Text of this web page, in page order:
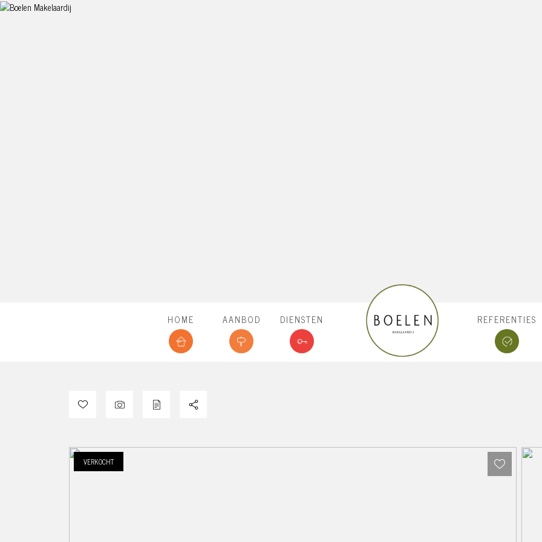
HOME AANBOD DIENSTEN REFERENTIES
VERKOCHT